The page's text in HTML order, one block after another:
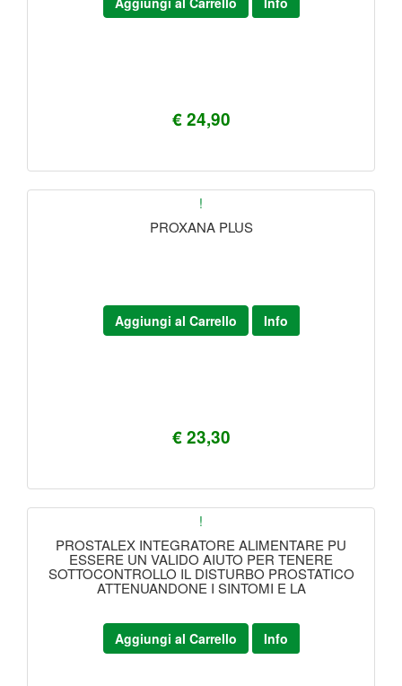
€ 24,90
!
PROXANA PLUS
€ 23,30
Aggiungi al Carrello Info
!
PROSTALEX INTEGRATORE ALIMENTARE PU
ESSERE UN VALIDO AIUTO PER TENERE
SOTTOCONTROLLO IL DISTURBO PROSTATICO
ATTENUANDONE I SINTOMI E LA
Aggiungi al Carrello Info